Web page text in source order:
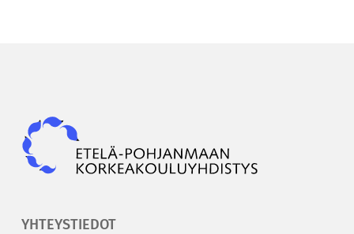
YHTEYSTIEDOT